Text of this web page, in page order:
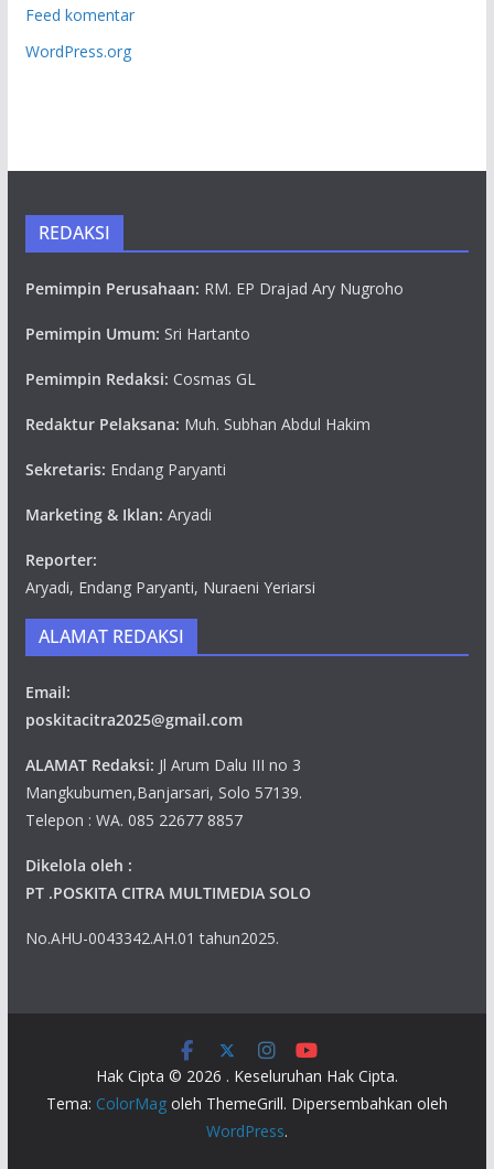
Feed komentar
WordPress.org
REDAKSI
Pemimpin Perusahaan: RM. EP Drajad Ary Nugroho
Pemimpin Umum: Sri Hartanto
Pemimpin Redaksi: Cosmas GL
Redaktur Pelaksana: Muh. Subhan Abdul Hakim
Sekretaris: Endang Paryanti
Marketing & Iklan: Aryadi
Reporter:
Aryadi, Endang Paryanti, Nuraeni Yeriarsi
ALAMAT REDAKSI
Email:
poskitacitra2025@gmail.com
ALAMAT Redaksi: Jl Arum Dalu III no 3
Mangkubumen,Banjarsari, Solo 57139.
Telepon : WA. 085 22677 8857
Dikelola oleh :
PT .POSKITA CITRA MULTIMEDIA SOLO
No.AHU-0043342.AH.01 tahun2025.
Hak Cipta © 2026 . Keseluruhan Hak Cipta.
Tema: ColorMagoleh ThemeGrill. Dipersembahkan oleh
WordPress.